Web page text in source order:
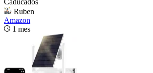
Caducados
Ruben
Amazon
1 mes